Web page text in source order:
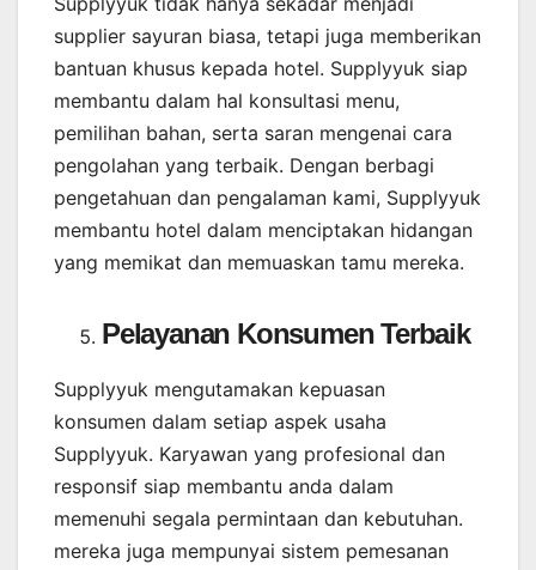
supplier sayuran biasa, tetapi juga memberikan
bantuan khusus kepada hotel. Supplyyuk siap
membantu dalam hal konsultasi menu,
pemilihan bahan, serta saran mengenai cara
pengolahan yang terbaik. Dengan berbagi
pengetahuan dan pengalaman kami, Supplyyuk
membantu hotel dalam menciptakan hidangan
yang memikat dan memuaskan tamu mereka.
Pelayanan Konsumen Terbaik
Supplyyuk mengutamakan kepuasan
konsumen dalam setiap aspek usaha
Supplyyuk. Karyawan yang profesional dan
responsif siap membantu anda dalam
memenuhi segala permintaan dan kebutuhan.
mereka juga mempunyai sistem pemesanan